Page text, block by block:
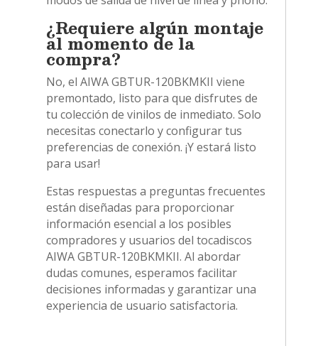
¿Requiere algún montaje
al momento de la
compra?
No, el AIWA GBTUR-120BKMKII viene
premontado, listo para que disfrutes de
tu colección de vinilos de inmediato. Solo
necesitas conectarlo y configurar tus
preferencias de conexión. ¡Y estará listo
para usar!
Estas respuestas a preguntas frecuentes
están diseñadas para proporcionar
información esencial a los posibles
compradores y usuarios del tocadiscos
AIWA GBTUR-120BKMKII. Al abordar
dudas comunes, esperamos facilitar
decisiones informadas y garantizar una
experiencia de usuario satisfactoria.